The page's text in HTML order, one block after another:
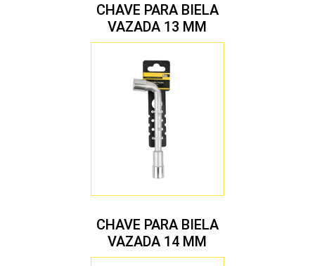
CHAVE PARA BIELA
VAZADA 13 MM
CHAVE PARA BIELA
VAZADA 14 MM